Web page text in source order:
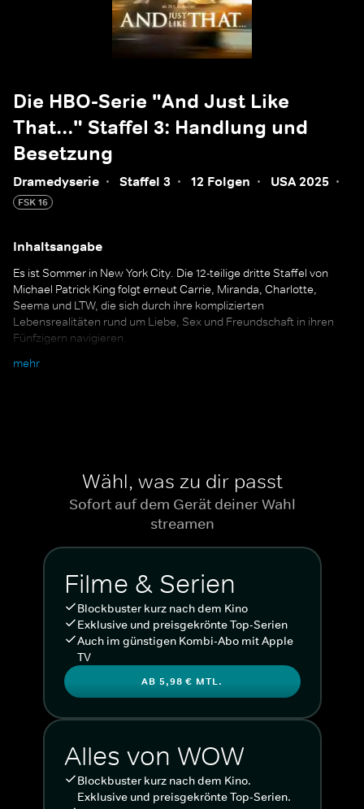
Die HBO-Serie "And Just Like
That..." Staffel 3: Handlung und
Besetzung
Dramedyserie · Staffel 3 · 12 Folgen · USA 2025 ·
FSK 16
Inhaltsangabe
Es ist Sommer in New York City. Die 12-teilige dritte Staffel von
Michael Patrick King folgt erneut Carrie, Miranda, Charlotte,
Seema und LTW, die sich durch ihre komplizierten
Lebensrealitäten rund um Liebe, Sex und Freundschaft in ihren
Fünfzigern navigieren.
mehr
Wähl, was zu dir passt
Sofort auf dem Gerät deiner Wahl
streamen
Filme & Serien
Blockbuster kurz nach dem Kino
Exklusive und preisgekrönte Top-Serien
Auch im günstigen Kombi-Abo mit Apple
TV
AB 5,98 € MTL.
Alles von WOW
Blockbuster kurz nach dem Kino.
Exklusive und preisgekrönte Top-Serien.